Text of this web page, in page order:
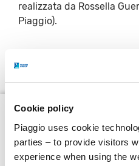
Cookie policy
Piaggio uses cookie
parties – to provide visitors
experience when using the
125
realizzata da Rossella
Piaggio).